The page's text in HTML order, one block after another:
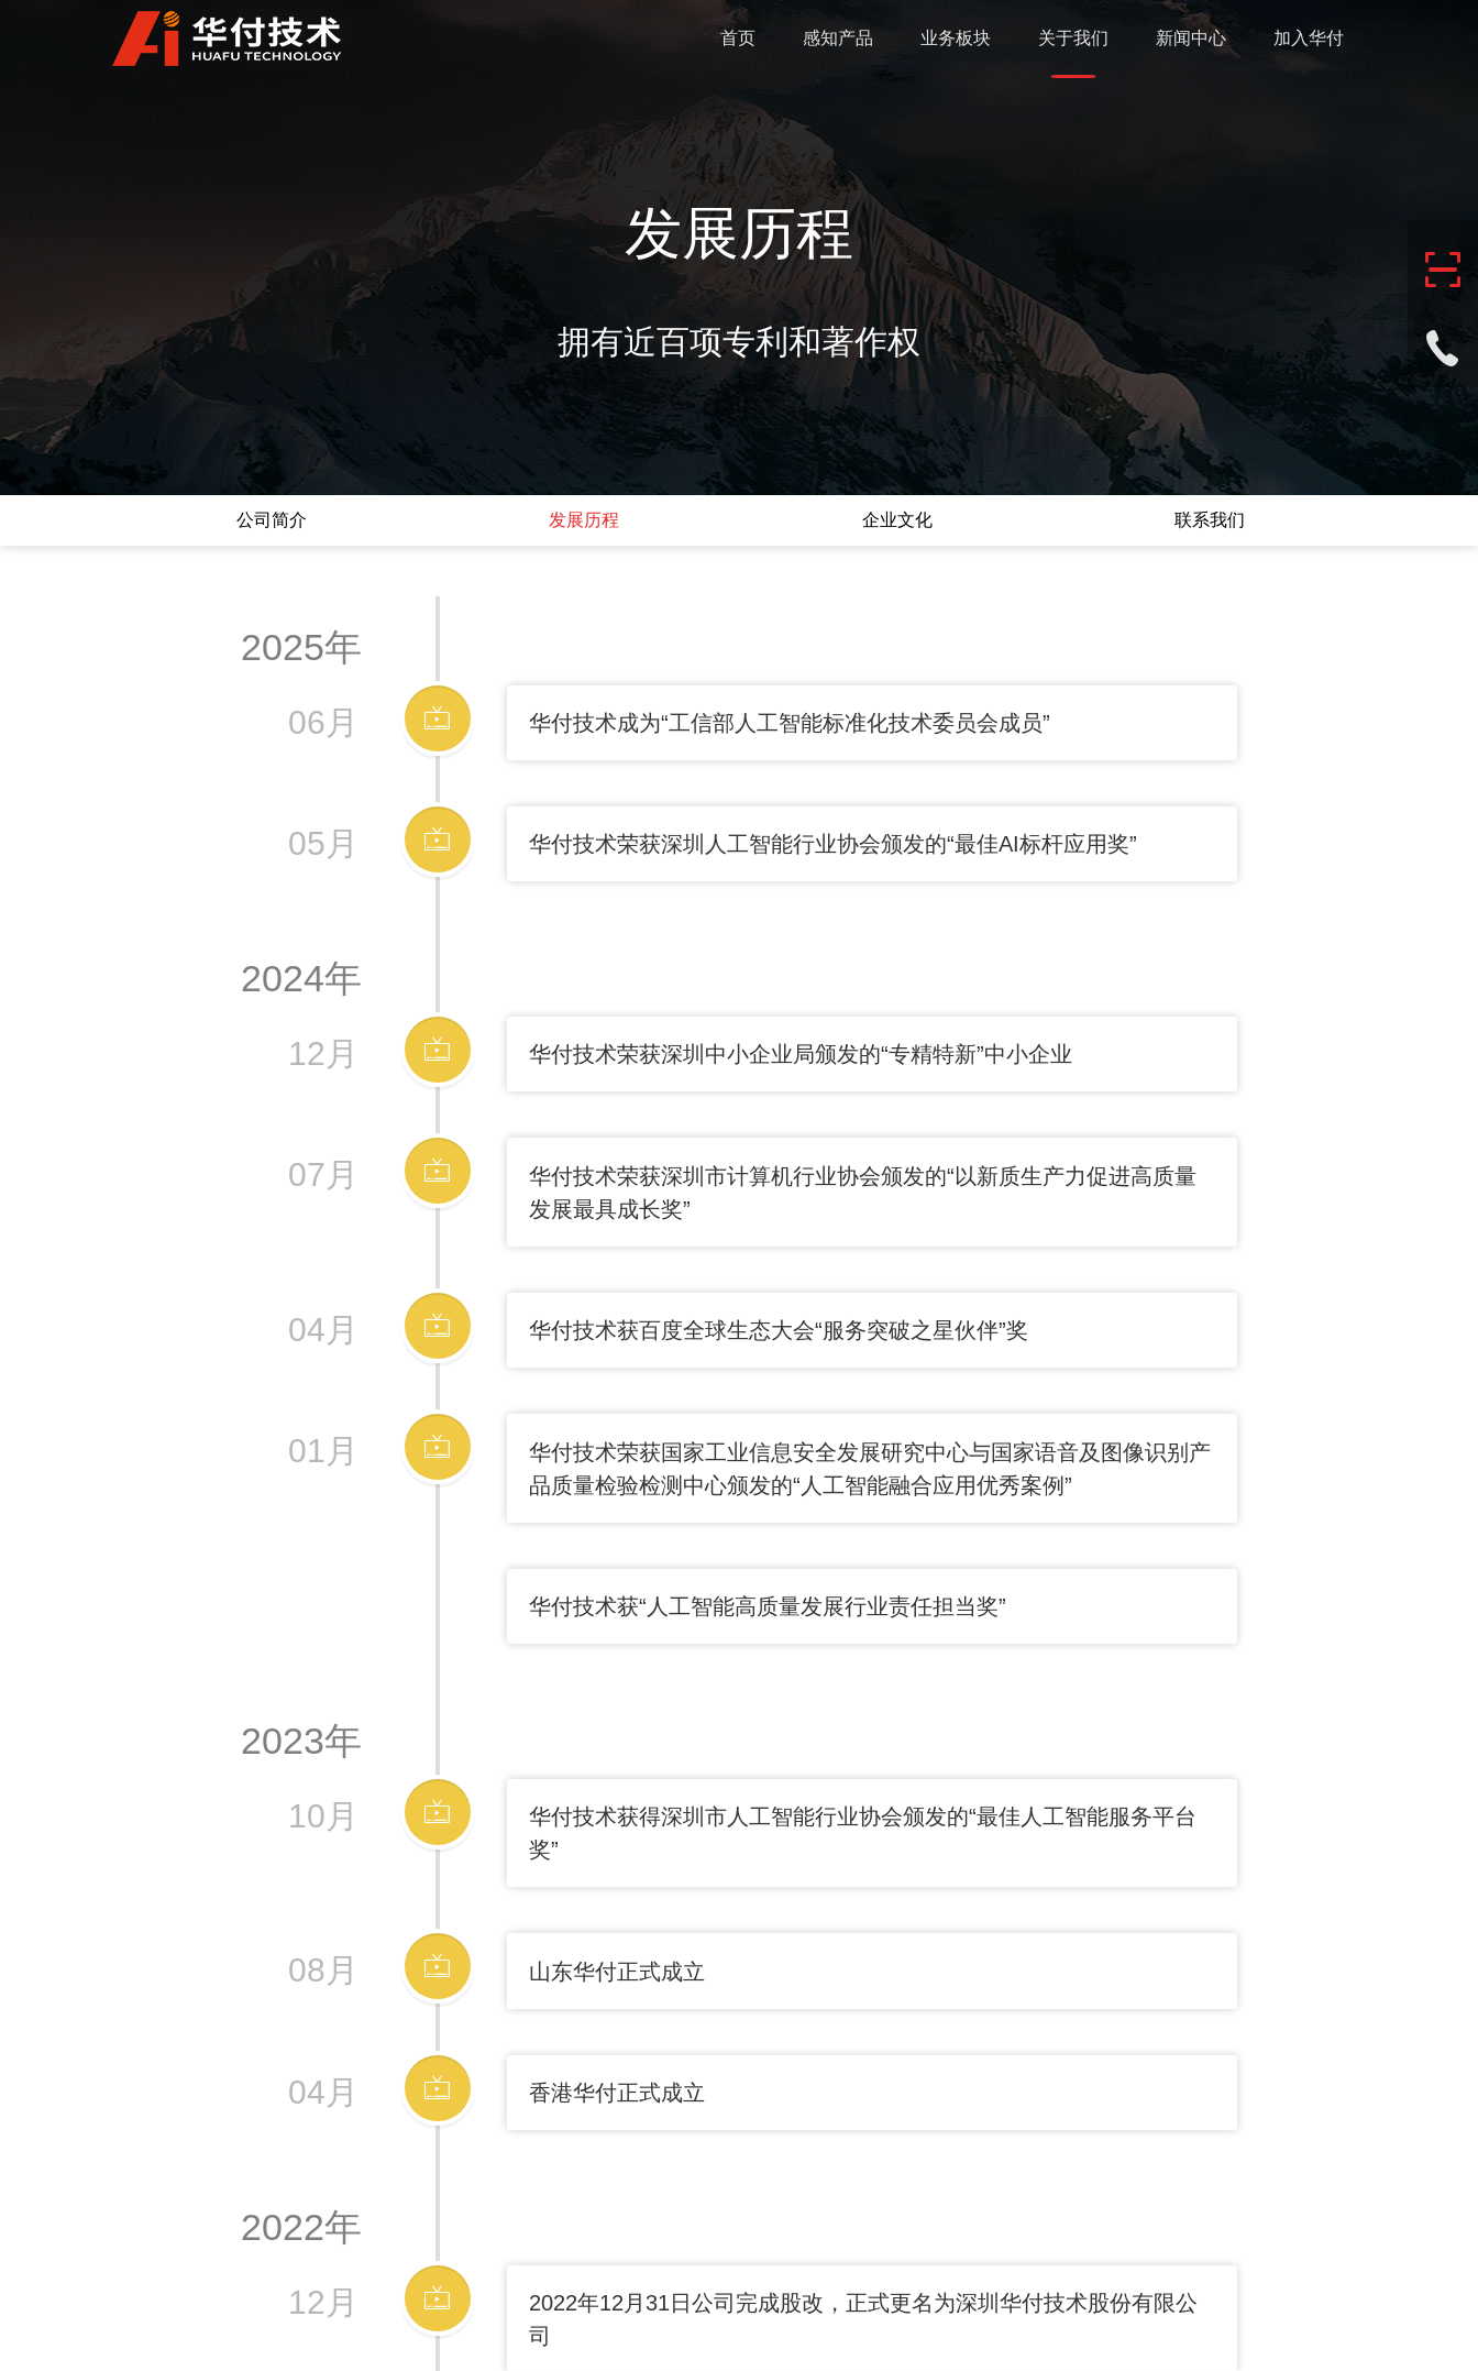
首页 感知产品 业务板块 关于我们 新闻中心 加入华付
发展历程
拥有近百项专利和著作权
公司简介 发展历程 企业文化 联系我们
2025年
06月 华付技术成为“工信部人工智能标准化技术委员会成员”
05月 华付技术荣获深圳人工智能行业协会颁发的“最佳AI标杆应用奖”
2024年
12月 华付技术荣获深圳中小企业局颁发的“专精特新”中小企业
07月
华付技术荣获深圳市计算机行业协会颁发的“以新质生产力促进高质量
发展最具成长奖”
04月 华付技术获百度全球生态大会“服务突破之星伙伴”奖
01月
华付技术荣获国家工业信息安全发展研究中心与国家语音及图像识别产
品质量检验检测中心颁发的“人工智能融合应用优秀案例”
华付技术获“人工智能高质量发展行业责任担当奖”
2023年
10月
华付技术获得深圳市人工智能行业协会颁发的“最佳人工智能服务平台
奖”
08月 山东华付正式成立
04月 香港华付正式成立
2022年
12月
2022年12月31日公司完成股改，正式更名为深圳华付技术股份有限公
司